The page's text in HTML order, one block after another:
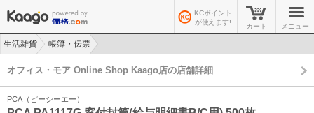
KCポイント
が使えます!
カート メニュー
生活雑貨
帳簿・伝票
オフィス・モア Online Shop Kaago店の店舗詳細
PCA（ピーシーエー）